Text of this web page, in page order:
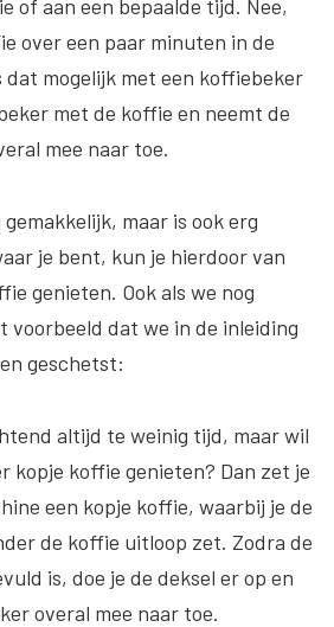
of aan een bepaalde tijd. Nee,
over een paar minuten in de
mogelijk met een koffiebeker
met de koffie en neemt de
mee naar toe.
maar is ook erg
je bent, kun je hierdoor van
genieten. Ook als we nog
voorbeeld dat we in de inleiding
geschetst:
altijd te weinig tijd, maar wil
kopje koffie genieten? Dan zet je
een kopje koffie, waarbij je de
de koffie uitloop zet. Zodra de
is, doe je de deksel er op en
overal mee naar toe.